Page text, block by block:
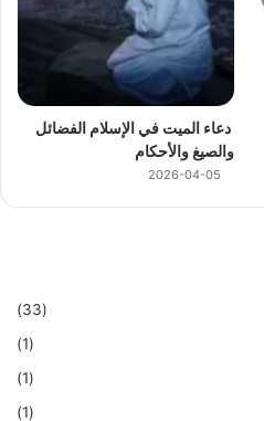
دعاء الميت في الإسلام الفضائل
والصيغ والأحكام
2026-04-05
(33)
(1)
(1)
(1)